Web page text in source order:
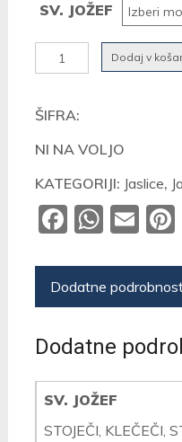
SV. JOŽEF
Jožef
14cm
Dodaj v
ŠIFRA:
NI NA VOLJO
KATEGORIJI: Jaslice,
Dodatne
Dodatne
SV. JOŽEF
STOJEČI, KLEČEČI,